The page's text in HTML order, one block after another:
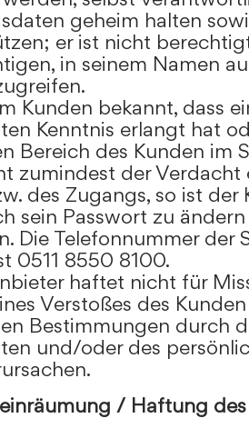
geheim halten
er ist nicht
in seinem Namen
Kunden bekannt, dass
Kenntnis erlangt hat
Bereich des Kunden im
zumindest der Verdacht
des Zugangs, so ist
sein Passwort zu
Die Telefonnummer der
0511 8550 8100.
haftet nicht für
Verstoßes des
Bestimmungen durch
und/oder des
/ Haftung des